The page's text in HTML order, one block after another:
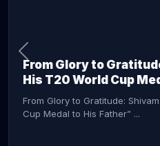
From Glory to
His T20 World Cup
From Glory to Gratitude:
Cup Medal to His Father” ...